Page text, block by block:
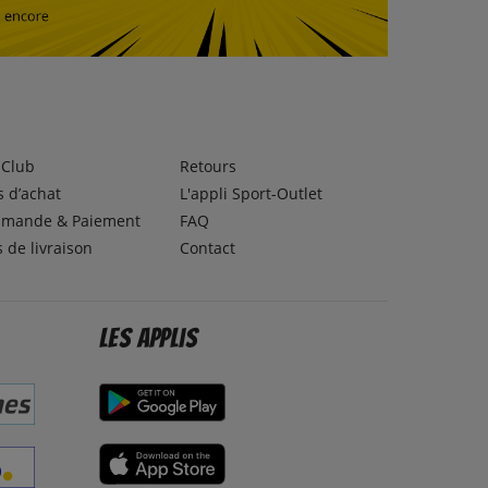
d’achat
& Paiement
de livraison
Retours
L'appli Sport-Outlet
FAQ
Contact
Les applis